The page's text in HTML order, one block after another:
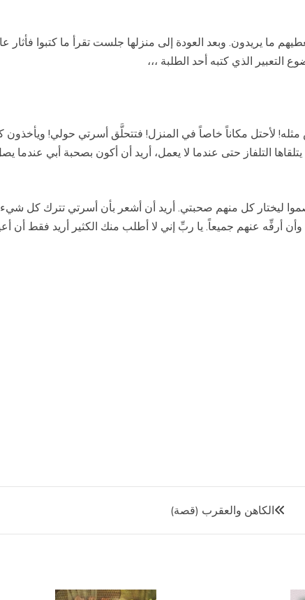
ما يريدون. وبعد العودة إلى منزلها جلست تقرأ ما كتبوا فأثار
الذي كتبه أحد الطلبة ،،،
مثله! لأحتل مكاناً خاصاً في المنزل! فتتحلَّق أسرتي حولي! ويأخذون
التلفاز حتى عندما لا يعمل، أريد أن أكون بصحبة أبي عندما
ليختار كل منهم صحبتي. أريد أن أشعر بأن أسرتي تترك كل شيء
أرفِّه عنهم جميعاً. يا ربِّ إني لا أطلب منك الكثير أريد فقط أن
الكاهن والعقرب (قصة)